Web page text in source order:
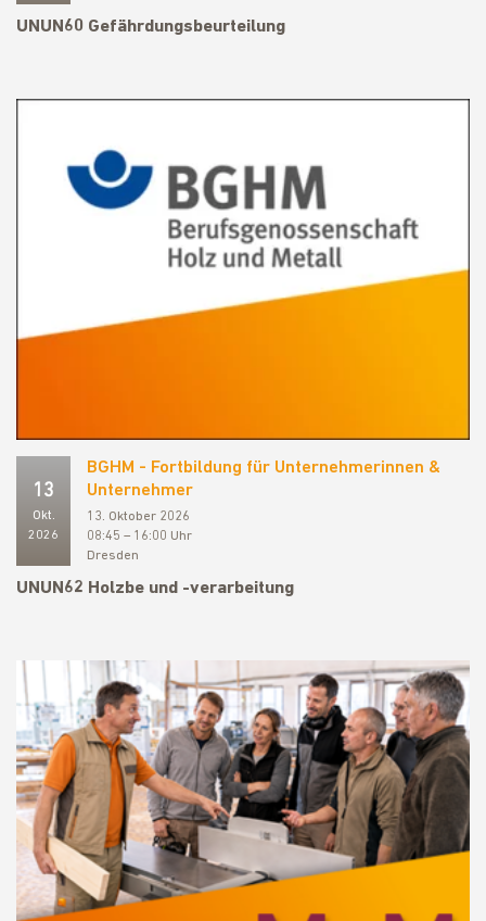
UNUN60 Gefährdungsbeurteilung
13
Okt.
2026
BGHM - Fortbildung für Unternehmerinnen &
Unternehmer
13. Oktober 2026
08:45 – 16:00 Uhr
Dresden
UNUN62 Holzbe und -verarbeitung